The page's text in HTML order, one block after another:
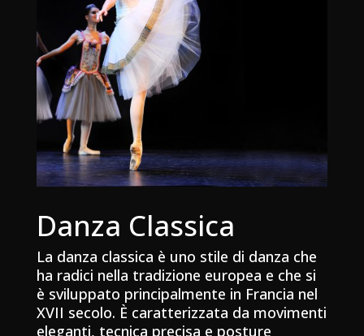
Danza Classica
La danza classica è uno stile di danza che
ha radici nella tradizione europea e che si
è sviluppato principalmente in Francia nel
XVII secolo. È caratterizzata da movimenti
eleganti, tecnica precisa e posture